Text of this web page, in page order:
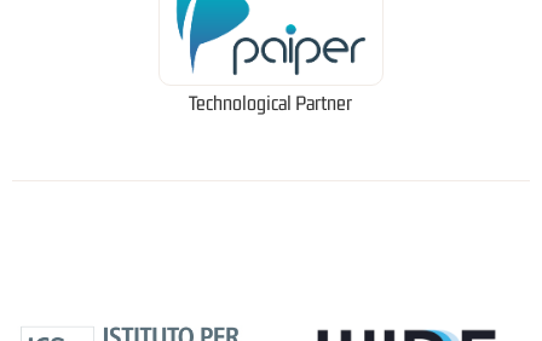
Technological Partner